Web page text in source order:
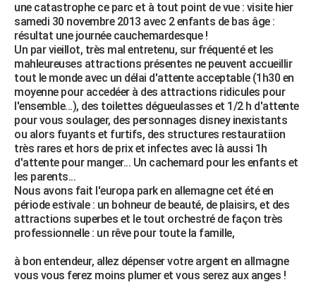
une catastrophe ce parc et à tout point de vue : visite hier
samedi 30 novembre 2013 avec 2 enfants de bas âge :
résultat une journée cauchemardesque !
Un par vieillot, très mal entretenu, sur fréquenté et les
mahleureuses attractions présentes ne peuvent accueillir
tout le monde avec un délai d'attente acceptable (1h30 en
moyenne pour accedéer à des attractions ridicules pour
l'ensemble...), des toilettes dégueulasses et 1/2 h d'attente
pour vous soulager, des personnages disney inexistants
ou alors fuyants et furtifs, des structures restauratiion
très rares et hors de prix et infectes avec là aussi 1h
d'attente pour manger... Un cachemard pour les enfants et
les parents...
Nous avons fait l'europa park en allemagne cet été en
période estivale : un bohneur de beauté, de plaisirs, et des
attractions superbes et le tout orchestré de façon très
professionnelle : un rêve pour toute la famille,
à bon entendeur, allez dépenser votre argent en allmagne
vous vous ferez moins plumer et vous serez aux anges !